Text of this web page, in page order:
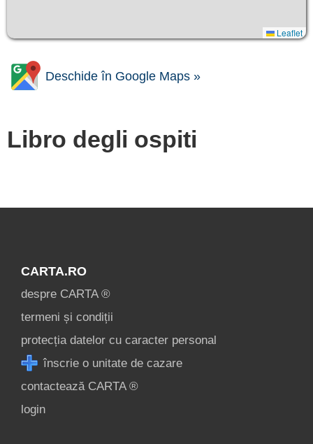
Leaflet
Deschide în Google Maps »
Libro degli ospiti
CARTA.RO
despre CARTA ®
termeni și condiții
protecția datelor cu caracter personal
înscrie o unitate de cazare
contactează CARTA ®
login